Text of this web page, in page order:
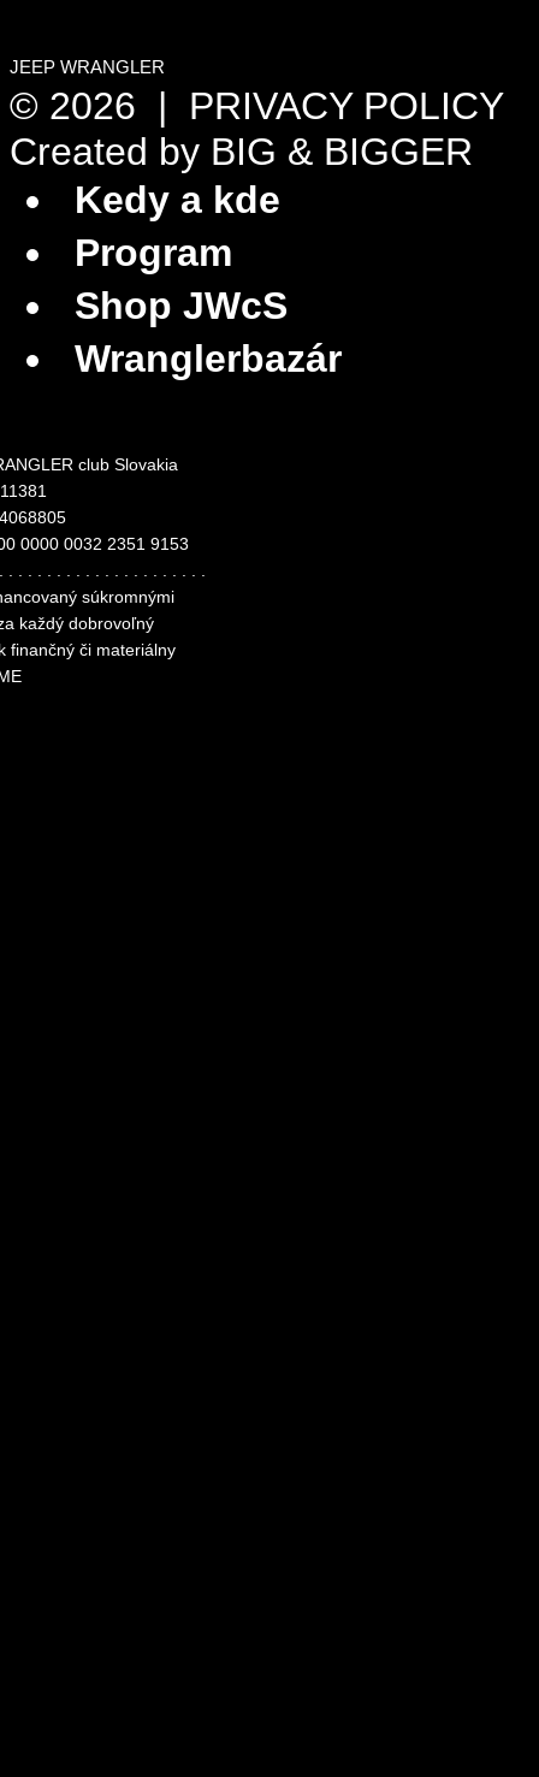
JEEP WRANGLER
© 2026 | PRIVACY POLICY
Created by BIG & BIGGER
Kedy a kde
Program
Shop JWcS
Wranglerbazár
club Slovakia
0000 0032 2351 9153
súkromnými
každý dobrovoľný
finančný či materiálny